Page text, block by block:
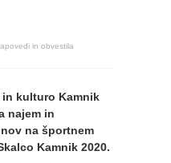
in obvestila
in kulturo Kamnik
najem in
na športnem
Kamnik 2020.